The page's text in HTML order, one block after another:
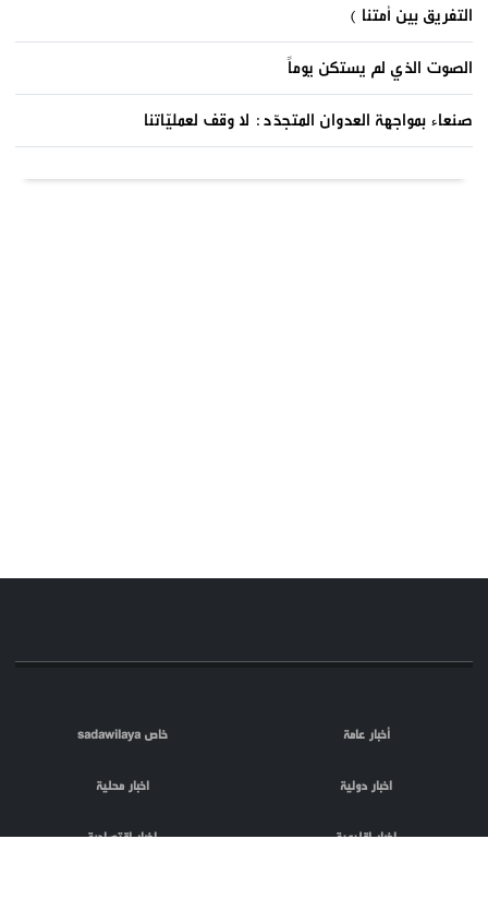
التفريق بين أمتنا )
الصوت الذي لم يستكن يوماً
صنعاء بمواجهة العدوان المتجدّد: لا وقف لعمليّاتنا
أخبار عامة خاص sadawilaya
اخبار دولية اخبار محلية
اخبار اقليمية اخبار اقتصادية